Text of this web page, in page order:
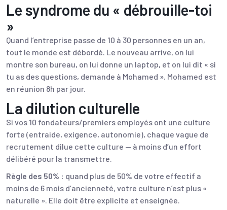
Le syndrome du « débrouille-toi
»
Quand l’entreprise passe de 10 à 30 personnes en un an,
tout le monde est débordé. Le nouveau arrive, on lui
montre son bureau, on lui donne un laptop, et on lui dit « si
tu as des questions, demande à Mohamed ». Mohamed est
en réunion 8h par jour.
La dilution culturelle
Si vos 10 fondateurs/premiers employés ont une culture
forte (entraide, exigence, autonomie), chaque vague de
recrutement dilue cette culture — à moins d’un effort
délibéré pour la transmettre.
Règle des 50% : quand plus de 50% de votre effectif a
moins de 6 mois d’ancienneté, votre culture n’est plus «
naturelle ». Elle doit être explicite et enseignée.